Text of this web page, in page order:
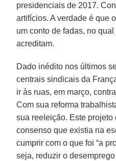
presidenciais de 2017.
artifícios. A verdade é que
um conto de fadas, no
acreditam.
Dado inédito nos últimos
centrais sindicais da
ir às ruas, em março,
Com sua reforma
sua reeleição. Este
consenso que existia na
cumprir com o que foi “a
seja, reduzir o